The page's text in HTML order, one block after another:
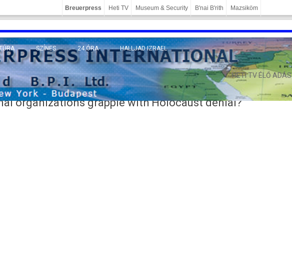
Breuerpress Heti TV Museum & Security B'nai B'rith Mazsiköm
KELET
TUDOMÁNY
SZÍNES 24 ÓRA HALLJAD IZRAEL
HETI TV ÉLŐ ADÁS
organizations grapple with Holocaust denial?